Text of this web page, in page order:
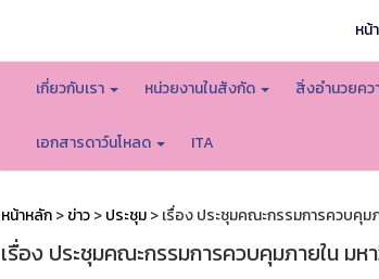
หน้
เกี่ยวกับเรา หน่วยงานในสังกัด สิ่งอำนวยคว
เอกสารดาว์นโหลด ITA
หน้าหลัก>ข่าว>ประชุม> เรื่อง ประชุมคณะกรรมการควบคุม
เรื่อง ประชุมคณะกรรมการควบคุมภายใน ม